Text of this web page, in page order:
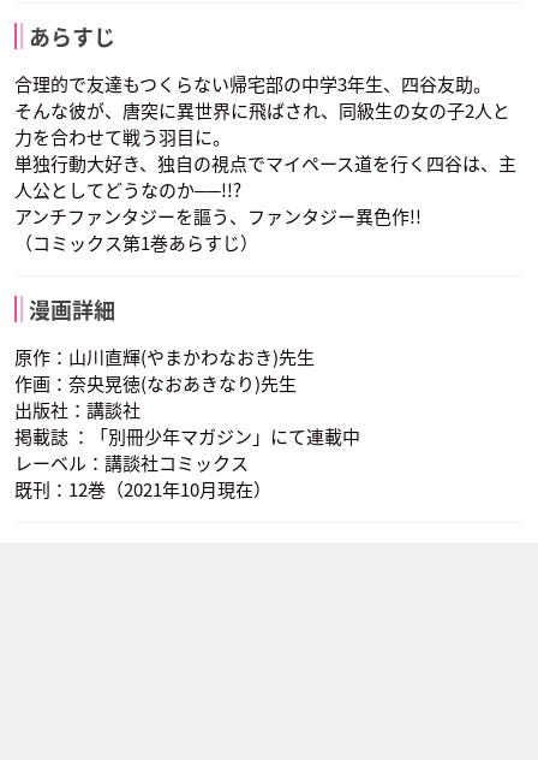
あらすじ
合理的で友達もつくらない帰宅部の中学3年生、四谷友助。
そんな彼が、唐突に異世界に飛ばされ、同級生の女の子2人と
力を合わせて戦う羽目に。
単独行動大好き、独自の視点でマイペース道を行く四谷は、主
人公としてどうなのか──!!?
アンチファンタジーを謳う、ファンタジー異色作!!
（コミックス第1巻あらすじ）
漫画詳細
原作：山川直輝(やまかわなおき)先生
作画：奈央晃徳(なおあきなり)先生
出版社：講談社
掲載誌 ：「別冊少年マガジン」にて連載中
レーベル：講談社コミックス
既刊：12巻（2021年10月現在）